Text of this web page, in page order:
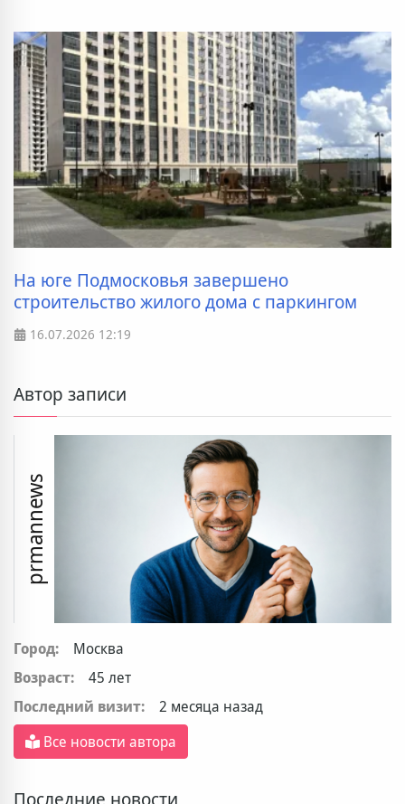
На юге Подмосковья завершено
строительство жилого дома с паркингом
16.07.2026 12:19
Автор записи
prmannews
Город:
Москва
Возраст:
45 лет
Последний визит:
2 месяца назад
Все новости автора